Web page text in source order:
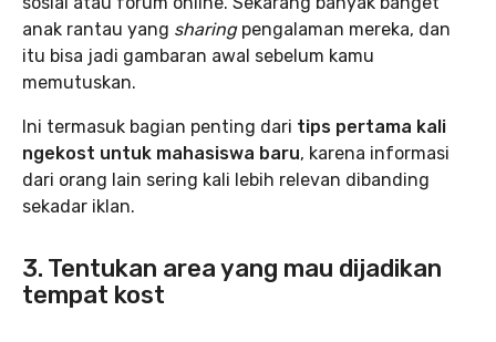
anak rantau yang sharing pengalaman mereka, dan
itu bisa jadi gambaran awal sebelum kamu
memutuskan.
Ini termasuk bagian penting dari tips pertama kali
ngekost untuk mahasiswa baru, karena informasi
dari orang lain sering kali lebih relevan dibanding
sekadar iklan.
3. Tentukan area yang mau dijadikan
tempat kost